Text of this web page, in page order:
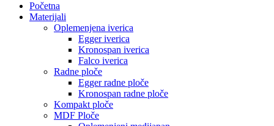
Početna
Materijali
Oplemenjena iverica
Egger iverica
Kronospan iverica
Falco iverica
Radne ploče
Egger radne ploče
Kronospan radne ploče
Kompakt ploče
MDF Ploče